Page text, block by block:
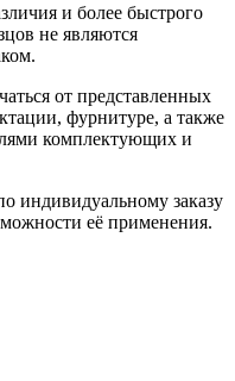
и более быстрого
не являются
от представленных
фурнитуре, а также
комплектующих и
индивидуальному заказу
её применения.